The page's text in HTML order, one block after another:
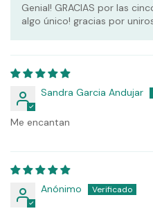
Genial! GRACIAS por las
algo único! gracias por
Sandra Garcia Andujar
Me encantan
Anónimo